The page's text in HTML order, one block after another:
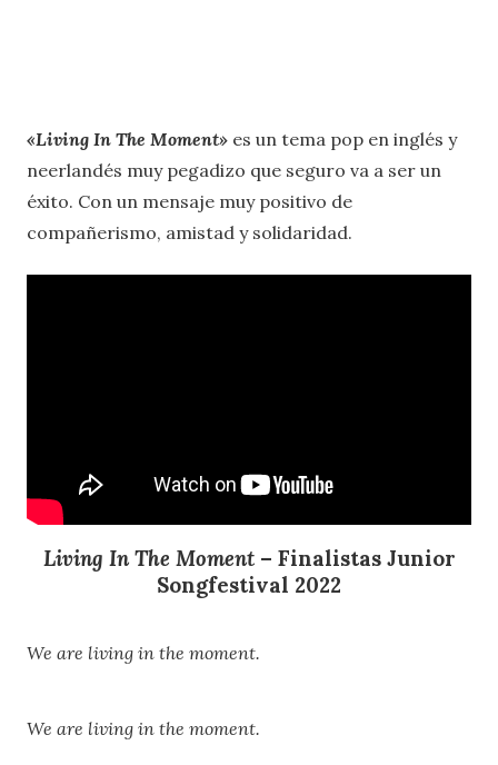
«Living In The Moment» es un tema pop en inglés y
neerlandés muy pegadizo que seguro va a ser un
éxito. Con un mensaje muy positivo de
compañerismo, amistad y solidaridad.
Living In The Moment– Finalistas Junior
Songfestival 2022
We are living in the moment.
We are living in the moment.